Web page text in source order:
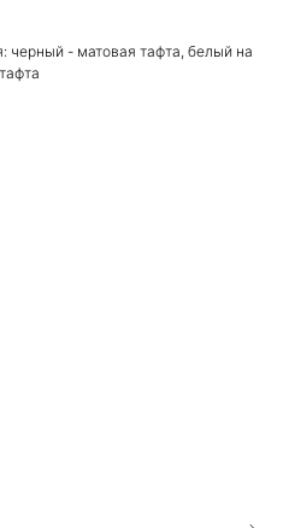
черный - матовая тафта, белый на